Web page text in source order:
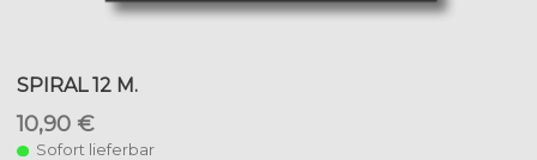
SPIRAL 12 M.
10,90 €
Sofort lieferbar